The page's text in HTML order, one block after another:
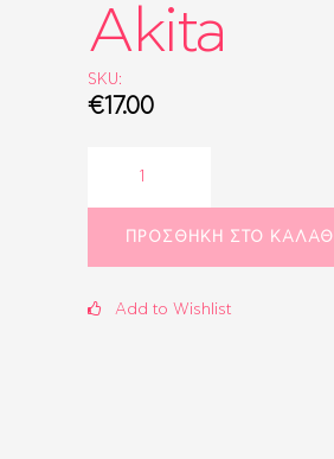
Akita
SKU:
€17.00
ποσότητα
ΠΡΟΣΘΉΚΗ ΣΤΟ ΚΑΛΆΘΙ
Add to Wishlist